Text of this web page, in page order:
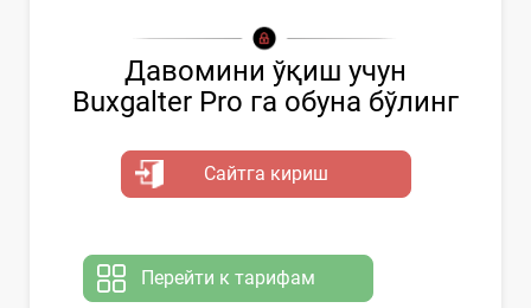
Давомини ўқиш учун
Buxgalter Pro га обуна бўлинг
Сайтга кириш
Перейти к тарифам